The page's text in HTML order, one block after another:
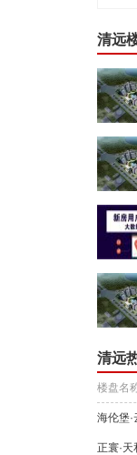
清远
清远
楼盘名
海伦堡·
正寰·天